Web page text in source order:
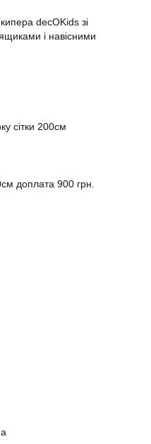
decOKids зі
і навісними
сітки 200см
доплата 900 грн.